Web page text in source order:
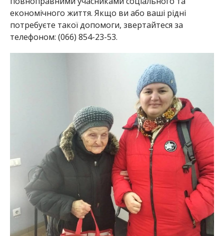
економічного життя. Якщо ви або ваші рідні
потребуєте такої допомоги, звертайтеся за
телефоном: (066) 854-23-53.